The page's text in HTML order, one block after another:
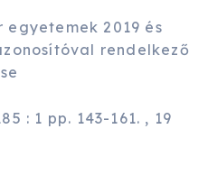
egyetemek 2019 és
rendelkező
: 1 pp. 143-161. , 19